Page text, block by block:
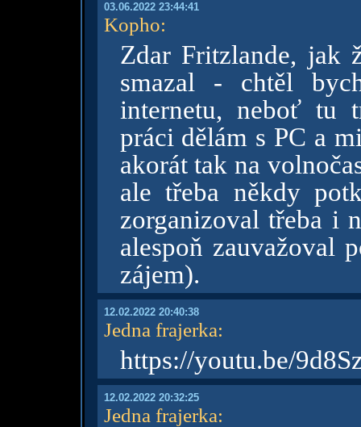
03.06.2022 23:44:41
Kopho:
Zdar Fritzlande, jak
smazal - chtěl
internetu, neboť tu
práci dělám s PC a
akorát tak na
ale třeba někdy
zorganizoval třeba i
alespoň zauvažoval
zájem).
12.02.2022 20:40:38
Jedna frajerka:
https://youtu.be/
12.02.2022 20:32:25
Jedna frajerka: